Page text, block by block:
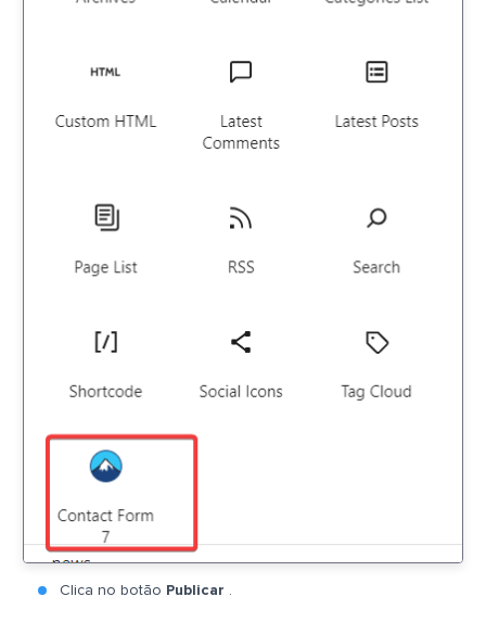
Clica no botão Publicar .